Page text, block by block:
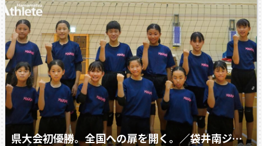
県大会初優勝。全国への扉を開く。／袋井南ジュニアバレーボールクラブ